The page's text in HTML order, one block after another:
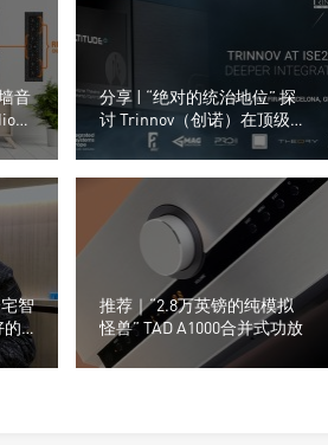
音
嵌
分享 | “绝对的统治地位” 探
讨 Trinnov（创诺）在顶级
家庭影院解码方案中的市场
占有率
智
的
节
推荐｜“2.8万英镑的纯模拟
怪兽” TAD A1000合并式功放